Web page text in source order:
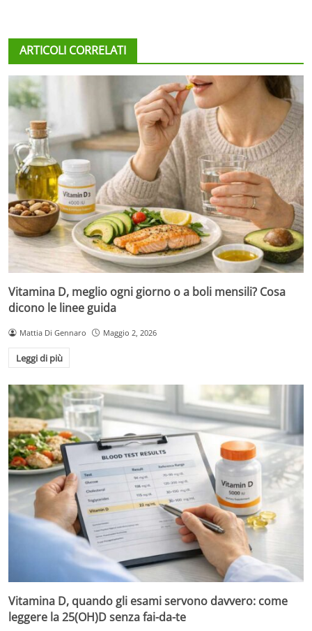
ARTICOLI CORRELATI
Vitamina D, meglio ogni giorno o a boli mensili? Cosa
dicono le linee guida
Mattia Di Gennaro Maggio 2, 2026
Leggi di più
Vitamina D, quando gli esami servono davvero: come
leggere la 25(OH)D senza fai-da-te